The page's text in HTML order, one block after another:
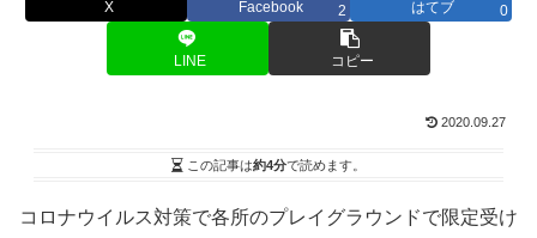
X Facebook 2 はてブ 0
LINE コピー
2020.09.27
この記事は約4分で読めます。
コロナウイルス対策で各所のプレイグラウンドで限定受け